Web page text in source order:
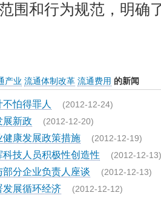
围和行为规范，明确
产业 流通体制改革 流通费用 的新闻
怕得罪人 (2012-12-24)
展新政 (2012-12-20)
康发展政策措施 (2012-12-19)
技人员积极性创造性 (2012-12-13)
分企业负责人座谈 (2012-12-13)
发展循环经济 (2012-12-12)